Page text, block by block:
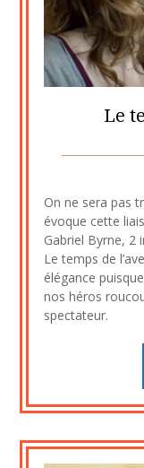
Le
On ne sera pas
évoque cette
Gabriel Byrne, 2
Le temps de
élégance
nos héros
spectateur.